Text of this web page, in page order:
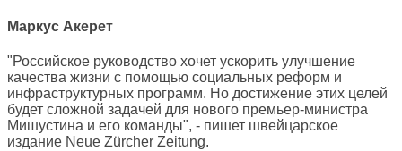
Маркус Акерет
"Российское руководство хочет ускорить улучшение
качества жизни с помощью социальных реформ и
инфраструктурных программ. Но достижение этих целей
будет сложной задачей для нового премьер-министра
Мишустина и его команды", - пишет швейцарское
издание Neue Zürcher Zeitung.